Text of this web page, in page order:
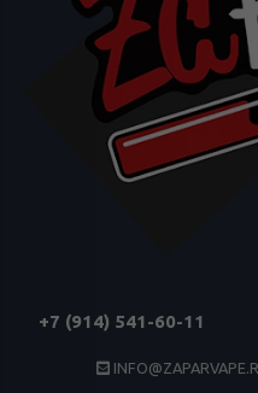
+7 (914) 541-60-11